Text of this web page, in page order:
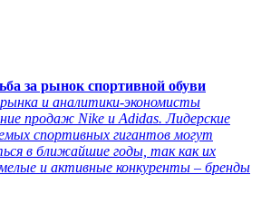
за рынок спортивной обуви
и аналитики-экономисты
продаж Nike и Adidas. Лидерские
спортивных гигантов могут
в ближайшие годы, так как их
и активные конкуренты – бренды